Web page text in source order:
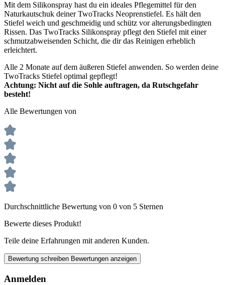
Mit dem Silikonspray hast du ein ideales Pflegemittel für den
Naturkautschuk deiner TwoTracks Neoprenstiefel. Es hält den
Stiefel weich und geschmeidig und schütz vor alterungsbedingten
Rissen. Das TwoTracks Silikonspray pflegt den Stiefel mit einer
schmutzabweisenden Schicht, die dir das Reinigen erheblich
erleichtert.
Alle 2 Monate auf dem äußeren Stiefel anwenden. So werden deine
TwoTracks Stiefel optimal gepflegt!
Achtung: Nicht auf die Sohle auftragen, da Rutschgefahr
besteht!
Alle Bewertungen von
Durchschnittliche Bewertung von 0 von 5 Sternen
Bewerte dieses Produkt!
Teile deine Erfahrungen mit anderen Kunden.
Bewertung schreiben Bewertungen anzeigen
Anmelden